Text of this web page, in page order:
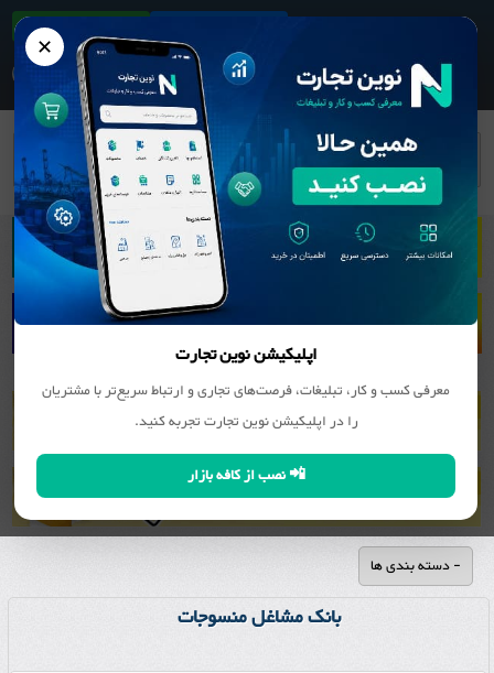
✕
اپلیکیشن نوین تجارت
معرفی کسب و کار، تبلیغات، فرصت‌های تجاری و ارتباط سریع‌تر با مشتریان
را در اپلیکیشن نوین تجارت تجربه کنید.
📲 نصب از کافه بازار
دانلود اپلیکیشن
بانک اطلاعات مشاغل منسوجات
- دسته بندی ها
بانک مشاغل منسوجات